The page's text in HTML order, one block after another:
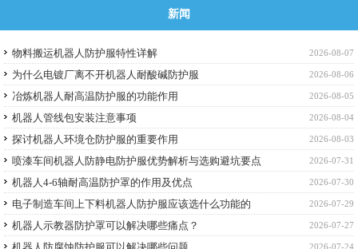
新闻
2026-08-07
物料搬运机器人防护服特性详解
2026-08-06
为什么电镀厂离不开机器人耐酸碱防护服
2026-08-05
冶炼机器人耐高温防护服的功能作用
2026-08-04
机器人管线包安装注意事项
2026-08-03
探讨机器人环境仓防护服的重要作用
2026-07-31
喷漆车间机器人防静电防护服优势解析与选购避坑要点
2026-07-30
机器人4-6轴耐高温防护罩的作用及优点
2026-07-29
电子制造车间上下料机器人防护服应该选什么功能的
2026-07-27
机器人示教器防护罩可以解决哪些痛点？
2026-07-24